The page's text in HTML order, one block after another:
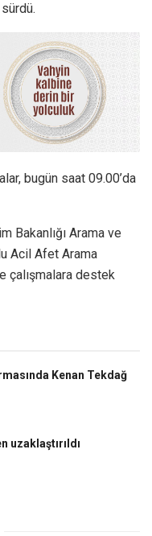
bugün saat 09.00’da
Bakanlığı Arama ve
Acil Afet Arama
çalışmalara destek
Kenan Tekdağ
uzaklaştırıldı